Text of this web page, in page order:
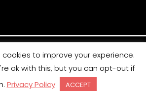
Magazine - Ηλεκτρονική εφημερίδα
cookies to improve your experience.
ok with this, but you can opt-out if
Privacy Policy ACCEPT